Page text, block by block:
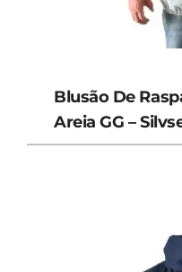
Blusão De
Areia GG –